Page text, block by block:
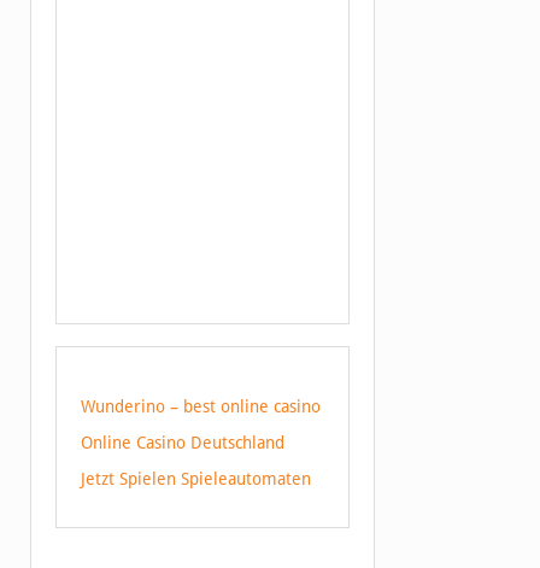
Wunderino – best online casino
Online Casino Deutschland
Jetzt Spielen Spieleautomaten